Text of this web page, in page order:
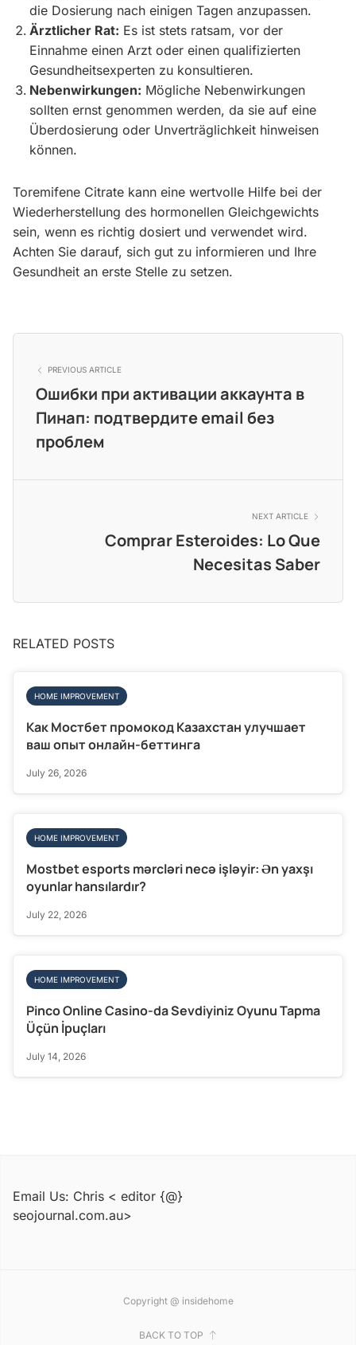
die Dosierung nach einigen Tagen anzupassen.
Ärztlicher Rat: Es ist stets ratsam, vor der
Einnahme einen Arzt oder einen qualifizierten
Gesundheitsexperten zu konsultieren.
Nebenwirkungen: Mögliche Nebenwirkungen
sollten ernst genommen werden, da sie auf eine
Überdosierung oder Unverträglichkeit hinweisen
können.
Toremifene Citrate kann eine wertvolle Hilfe bei der
Wiederherstellung des hormonellen Gleichgewichts
sein, wenn es richtig dosiert und verwendet wird.
Achten Sie darauf, sich gut zu informieren und Ihre
Gesundheit an erste Stelle zu setzen.
PREVIOUS ARTICLE
Ошибки при активации аккаунта в
Пинап: подтвердите email без
проблем
NEXT ARTICLE
Comprar Esteroides: Lo Que
Necesitas Saber
RELATED POSTS
HOME IMPROVEMENT
Как Мостбет промокод Казахстан улучшает
ваш опыт онлайн-беттинга
July 26, 2026
HOME IMPROVEMENT
Mostbet esports mərcləri necə işləyir: Ən yaxşı
oyunlar hansılardır?
July 22, 2026
HOME IMPROVEMENT
Pinco Online Casino-da Sevdiyiniz Oyunu Tapma
Üçün İpuçları
July 14, 2026
Email Us: Chris < editor {@}
seojournal.com.au>
Copyright @ insidehome
BACK TO TOP